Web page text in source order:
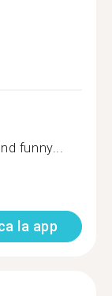
funny...
la app